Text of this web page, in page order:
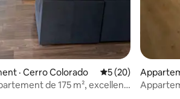
· Cerro Colorado Note moyenne de
5 (20)
de 175 m², excellent
o